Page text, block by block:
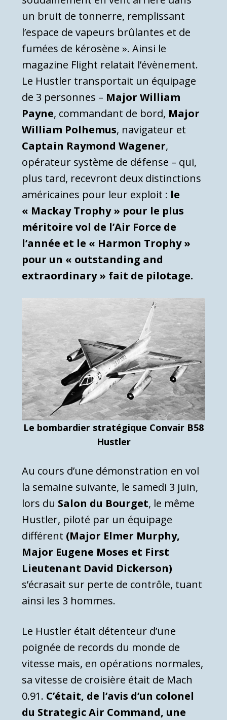
un bruit de tonnerre, remplissant
l’espace de vapeurs brûlantes et de
fumées de kérosène ». Ainsi le
magazine Flight relatait l’évènement.
Le Hustler transportait un équipage
de 3 personnes – Major William
Payne, commandant de bord, Major
William Polhemus, navigateur et
Captain Raymond Wagener,
opérateur système de défense – qui,
plus tard, recevront deux distinctions
américaines pour leur exploit : le
« Mackay Trophy » pour le plus
méritoire vol de l’Air Force de
l’année et le « Harmon Trophy »
pour un « outstanding and
extraordinary » fait de pilotage.
Le bombardier stratégique Convair B58
Hustler
Au cours d’une démonstration en vol
la semaine suivante, le samedi 3 juin,
lors du Salon du Bourget, le même
Hustler, piloté par un équipage
différent (Major Elmer Murphy,
Major Eugene Moses et First
Lieutenant David Dickerson)
s’écrasait sur perte de contrôle, tuant
ainsi les 3 hommes.
Le Hustler était détenteur d’une
poignée de records du monde de
vitesse mais, en opérations normales,
sa vitesse de croisière était de Mach
0.91. C’était, de l’avis d’un colonel
du Strategic Air Command, une